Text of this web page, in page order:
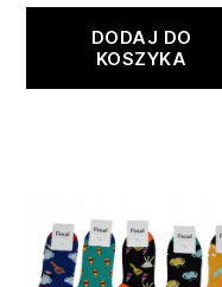
DODAJ DO
KOSZYKA